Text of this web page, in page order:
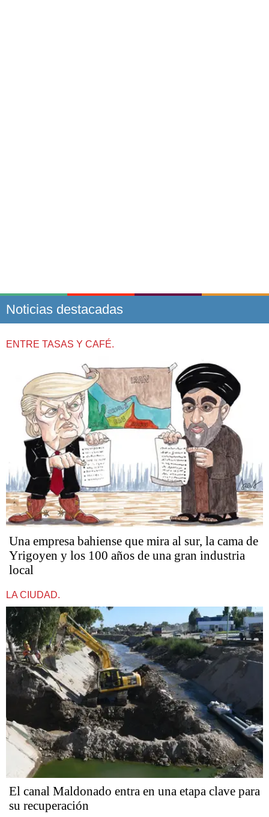
Noticias destacadas
ENTRE TASAS Y CAFÉ.
Una empresa bahiense que mira al sur, la cama de
Yrigoyen y los 100 años de una gran industria
local
LA CIUDAD.
El canal Maldonado entra en una etapa clave para
su recuperación